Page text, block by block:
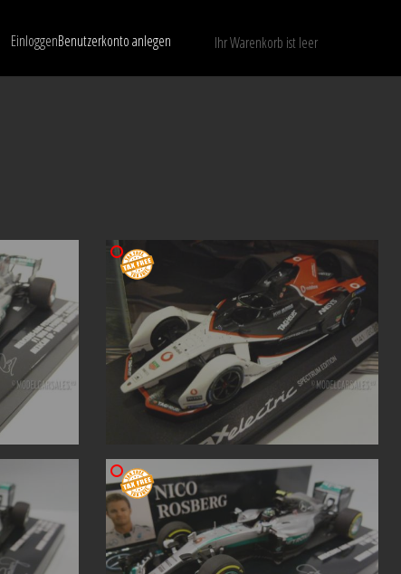
EinloggenBenutzerkonto anlegen Ihr Warenkorb ist leer
Nur verfügbare Modelle anzeigen LÖSCHEN